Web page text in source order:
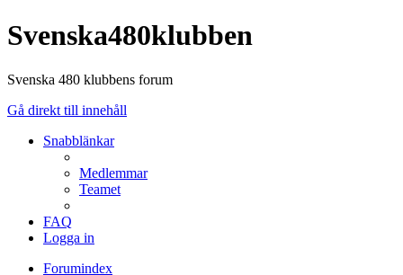
Svenska480klubben
Svenska 480 klubbens forum
Gå direkt till innehåll
Snabblänkar
Medlemmar
Teamet
FAQ
Logga in
Forumindex